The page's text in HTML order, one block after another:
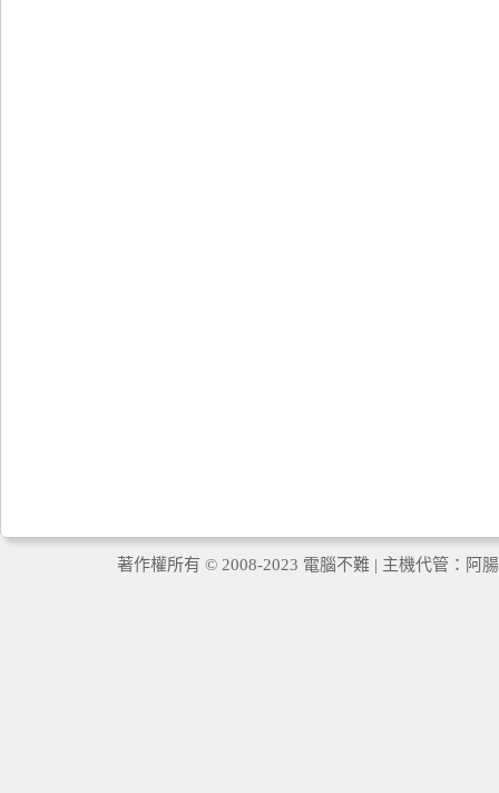
著作權所有 © 2008-2023 電腦不難 | 主機代管： 阿